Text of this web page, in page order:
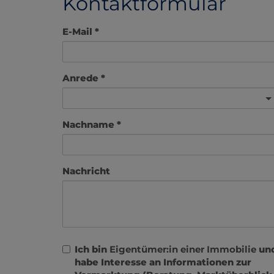
E-Mail
Anrede
Nachname
Nachricht
Ich bin Eigentümer:in einer Immobilie
habe Interesse an Informationen zur